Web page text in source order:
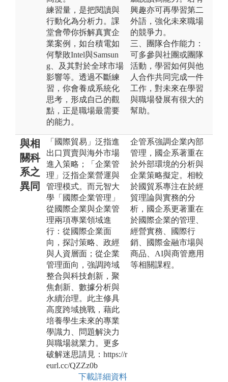
練習量，是把閱讀與
行動化為分析力。課
堂會帶你拆解真實企
業案例，如台積電如
何擊敗Intel與Samsun
g、及其對於全球市場
影響等。透過不斷練
習，你會養成系統化
思考，形成自己的觀
點，正是職場最需要
的能力。
興趣亦可再學習第二
外語，強化未來職場
的競爭力。
三、團隊合作能力：
可多參與社團或團隊
活動，學習如何與他
人合作共同完成一件
工作，對未來在學習
與職場發展有很大的
幫助。
與相
關科
系之
異同
「國際貿易」泛指進
出口買賣與海外市場
進入策略；「企業管
理」泛指企業營運與
管理模式。而元智大
學「國際企業管理」
從國際企業與企業管
理兩項專業領域進
行：從國際企業面
向，探討策略、政經
與人資層面；從企業
管理面向，強調跨域
整合與科技創新，聚
焦創新、數據分析與
永續治理。此主修具
高度跨域挑戰，藉此
培養學生未來的專業
學識力、問題解決力
與職場就業力。更多
破解迷思請見：https://r
eurl.cc/QZZz0b
下載詳細資料
企管系強調企業內部
管理，國企系著重在
於外部環境的分析與
企業策略擬定。相較
於國貿系專注在於經
貿理論與實務的分
析，國企系更著重在
於國際企業的管理、
經營實務、國際行
銷、國際金融市場與
商品、AI與商管應用
等相關課程。